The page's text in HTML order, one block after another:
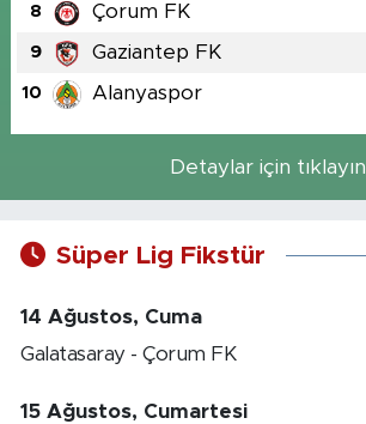
8 Çorum FK
9 Gaziantep FK
10 Alanyaspor
Detaylar için tıklayın
Süper Lig Fikstür
14 Ağustos, Cuma
Galatasaray - Çorum FK
15 Ağustos, Cumartesi